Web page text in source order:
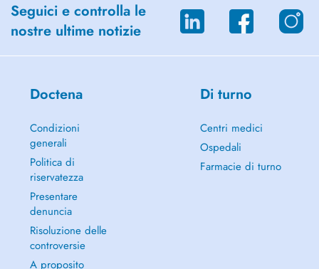
Seguici e controlla le
nostre ultime notizie
Doctena
Condizioni
generali
Politica di
riservatezza
Presentare
denuncia
Risoluzione delle
controversie
A proposito
Di turno
Centri medici
Ospedali
Farmacie di turno